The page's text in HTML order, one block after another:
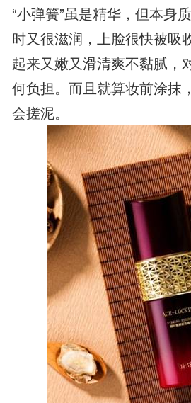
“小弹簧”虽是精华，但本身
时又很滋润，上脸很快被吸
起来又嫩又滑清爽不黏腻，
何负担。而且就算妆前涂抹
会搓泥。